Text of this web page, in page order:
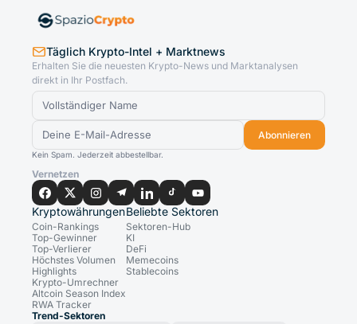
Täglich Krypto-Intel + Marktnews
Erhalten Sie die neuesten Krypto-News und Marktanalysen
direkt in Ihr Postfach.
Abonnieren
Kein Spam. Jederzeit abbestellbar.
Vernetzen
Kryptowährungen
Coin-Rankings
Top-Gewinner
Top-Verlierer
Höchstes Volumen
Highlights
Krypto-Umrechner
Altcoin Season Index
RWA Tracker
Beliebte Sektoren
Sektoren-Hub
KI
DeFi
Memecoins
Stablecoins
Trend-Sektoren